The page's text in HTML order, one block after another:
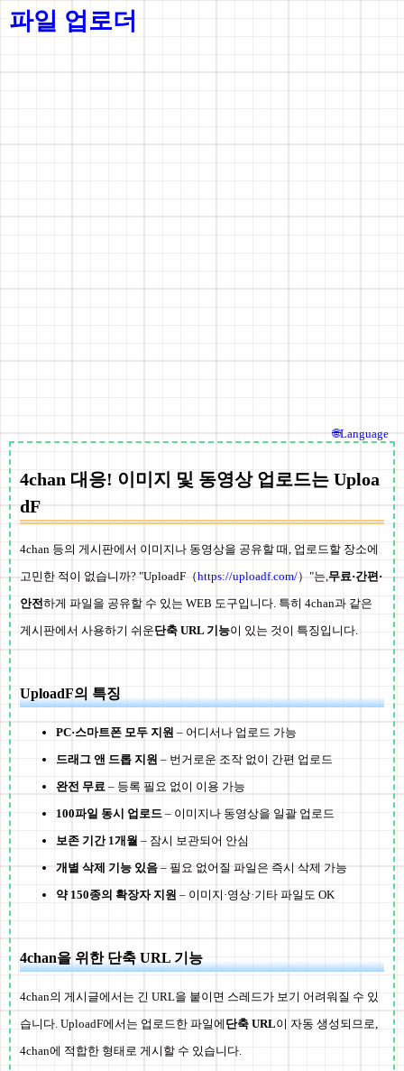
파일 업로더
4chan 대응! 이미지 및 동영상 업로드는 Uploa
dF
4chan 등의 게시판에서 이미지나 동영상을 공유할 때, 업로드할 장소에
고민한 적이 없습니까? "UploadF（https://uploadf.com/）"는,무료·간편·
안전하게 파일을 공유할 수 있는 WEB 도구입니다. 특히 4chan과 같은
게시판에서 사용하기 쉬운단축 URL 기능이 있는 것이 특징입니다.
UploadF의 특징
PC·스마트폰 모두 지원 – 어디서나 업로드 가능
드래그 앤 드롭 지원 – 번거로운 조작 없이 간편 업로드
완전 무료 – 등록 필요 없이 이용 가능
100파일 동시 업로드 – 이미지나 동영상을 일괄 업로드
보존 기간 1개월 – 잠시 보관되어 안심
개별 삭제 기능 있음 – 필요 없어질 파일은 즉시 삭제 가능
약 150종의 확장자 지원 – 이미지·영상·기타 파일도 OK
4chan을 위한 단축 URL 기능
4chan의 게시글에서는 긴 URL을 붙이면 스레드가 보기 어려워질 수 있
습니다. UploadF에서는 업로드한 파일에 단축 URL이 자동 생성되므로,
4chan에 적합한 형태로 게시할 수 있습니다.
🌐Language